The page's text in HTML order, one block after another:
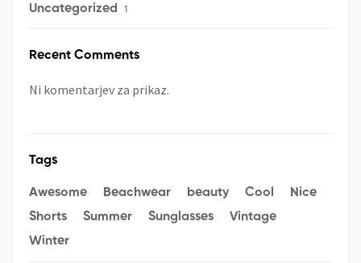
Uncategorized 1
Recent Comments
Ni komentarjev za prikaz.
Tags
Awesome Beachwear beauty Cool
Nice
Shorts
Summer Sunglasses
Vintage
Winter